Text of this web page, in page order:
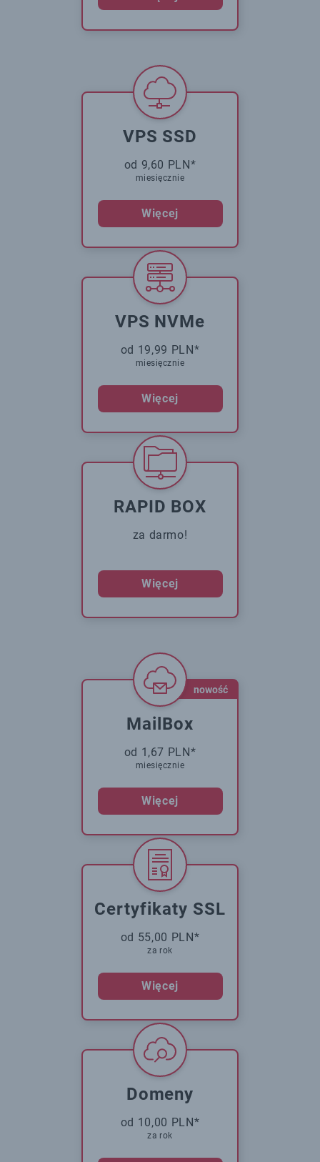
VPS SSD
od 9,60 PLN*
miesięcznie
Więcej
VPS NVMe
od 19,99 PLN*
miesięcznie
Więcej
RAPID BOX
za darmo!
Więcej
nowość
MailBox
od 1,67 PLN*
miesięcznie
Więcej
Certyfikaty SSL
od 55,00 PLN*
za rok
Więcej
Domeny
od 10,00 PLN*
za rok